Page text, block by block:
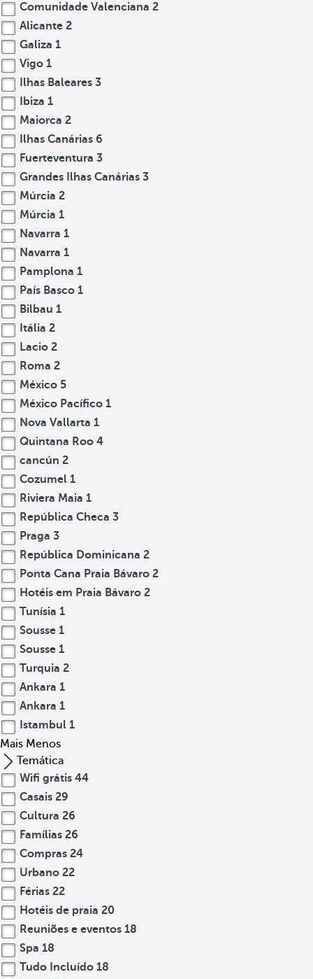
Comunidade Valenciana 2
Alicante 2
Galiza 1
Vigo 1
Ilhas Baleares 3
Ibiza 1
Maiorca 2
Ilhas Canárias 6
Fuerteventura 3
Grandes Ilhas Canárias 3
Múrcia 2
Múrcia 1
Navarra 1
Navarra 1
Pamplona 1
País Basco 1
Bilbau 1
Itália 2
Lacio 2
Roma 2
México 5
México Pacífico 1
Nova Vallarta 1
Quintana Roo 4
cancún 2
Cozumel 1
Riviera Maia 1
República Checa 3
Praga 3
República Dominicana 2
Ponta Cana Praia Bávaro 2
Hotéis em Praia Bávaro 2
Tunísia 1
Sousse 1
Sousse 1
Turquia 2
Ankara 1
Ankara 1
Istambul 1
Mais Menos
Temática
Wifi grátis 44
Casais 29
Cultura 26
Famílias 26
Compras 24
Urbano 22
Férias 22
Hotéis de praia 20
Reuniões e eventos 18
Spa 18
Tudo Incluído 18